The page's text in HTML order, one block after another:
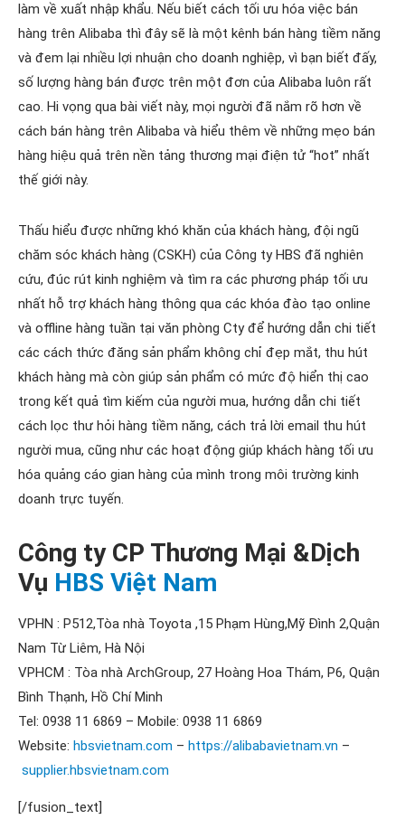
làm về xuất nhập khẩu. Nếu biết cách tối ưu hóa việc bán
hàng trên Alibaba thì đây sẽ là một kênh bán hàng tiềm năng
và đem lại nhiều lợi nhuận cho doanh nghiệp, vì bạn biết đấy,
số lượng hàng bán được trên một đơn của Alibaba luôn rất
cao. Hi vọng qua bài viết này, mọi người đã nắm rõ hơn về
cách bán hàng trên Alibaba và hiểu thêm về những mẹo bán
hàng hiệu quả trên nền tảng thương mại điện tử “hot” nhất
thế giới này.
Thấu hiểu được những khó khăn của khách hàng, đội ngũ
chăm sóc khách hàng (CSKH) của Công ty HBS đã nghiên
cứu, đúc rút kinh nghiệm và tìm ra các phương pháp tối ưu
nhất hỗ trợ khách hàng thông qua các khóa đào tạo online
và offline hàng tuần tại văn phòng Cty để hướng dẫn chi tiết
các cách thức đăng sản phẩm không chỉ đẹp mắt, thu hút
khách hàng mà còn giúp sản phẩm có mức độ hiển thị cao
trong kết quả tìm kiếm của người mua, hướng dẫn chi tiết
cách lọc thư hỏi hàng tiềm năng, cách trả lời email thu hút
người mua, cũng như các hoạt động giúp khách hàng tối ưu
hóa quảng cáo gian hàng của mình trong môi trường kinh
doanh trực tuyến.
Công ty CP Thương Mại &Dịch
Vụ HBS Việt Nam
VPHN : P512,Tòa nhà Toyota ,15 Phạm Hùng,Mỹ Đình 2,Quận
Nam Từ Liêm, Hà Nội
VPHCM : Tòa nhà ArchGroup, 27 Hoàng Hoa Thám, P6, Quận
Bình Thạnh, Hồ Chí Minh
Tel: 0938 11 6869 – Mobile: 0938 11 6869
Website: hbsvietnam.com – https://alibabavietnam.vn –
supplier.hbsvietnam.com
[/fusion_text]